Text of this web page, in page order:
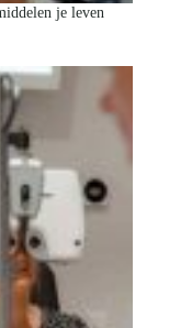
je leven